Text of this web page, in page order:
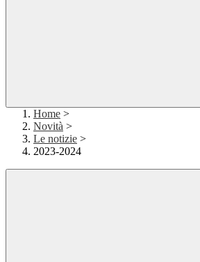
Home >
Novità >
Le notizie >
2023-2024